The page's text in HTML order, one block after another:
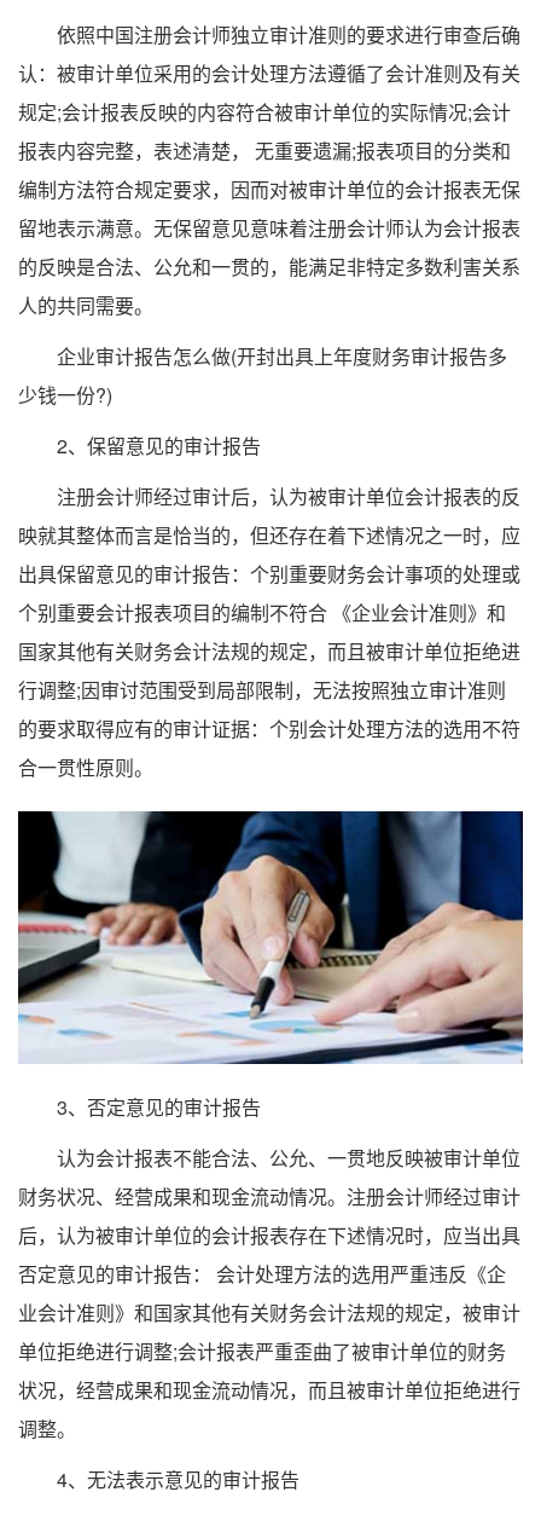
依照中国注册会计师独立审计准则的要求进行审查后确
认：被审计单位采用的会计处理方法遵循了会计准则及有关
规定;会计报表反映的内容符合被审计单位的实际情况;会计
报表内容完整，表述清楚， 无重要遗漏;报表项目的分类和
编制方法符合规定要求，因而对被审计单位的会计报表无保
留地表示满意。无保留意见意味着注册会计师认为会计报表
的反映是合法、公允和一贯的，能满足非特定多数利害关系
人的共同需要。
企业审计报告怎么做(开封出具上年度财务审计报告多
少钱一份?)
2、保留意见的审计报告
注册会计师经过审计后，认为被审计单位会计报表的反
映就其整体而言是恰当的，但还存在着下述情况之一时，应
出具保留意见的审计报告：个别重要财务会计事项的处理或
个别重要会计报表项目的编制不符合 《企业会计准则》和
国家其他有关财务会计法规的规定，而且被审计单位拒绝进
行调整;因审讨范围受到局部限制，无法按照独立审计准则
的要求取得应有的审计证据：个别会计处理方法的选用不符
合一贯性原则。
3、否定意见的审计报告
认为会计报表不能合法、公允、一贯地反映被审计单位
财务状况、经营成果和现金流动情况。注册会计师经过审计
后，认为被审计单位的会计报表存在下述情况时，应当出具
否定意见的审计报告： 会计处理方法的选用严重违反《企
业会计准则》和国家其他有关财务会计法规的规定，被审计
单位拒绝进行调整;会计报表严重歪曲了被审计单位的财务
状况，经营成果和现金流动情况，而且被审计单位拒绝进行
调整。
4、无法表示意见的审计报告